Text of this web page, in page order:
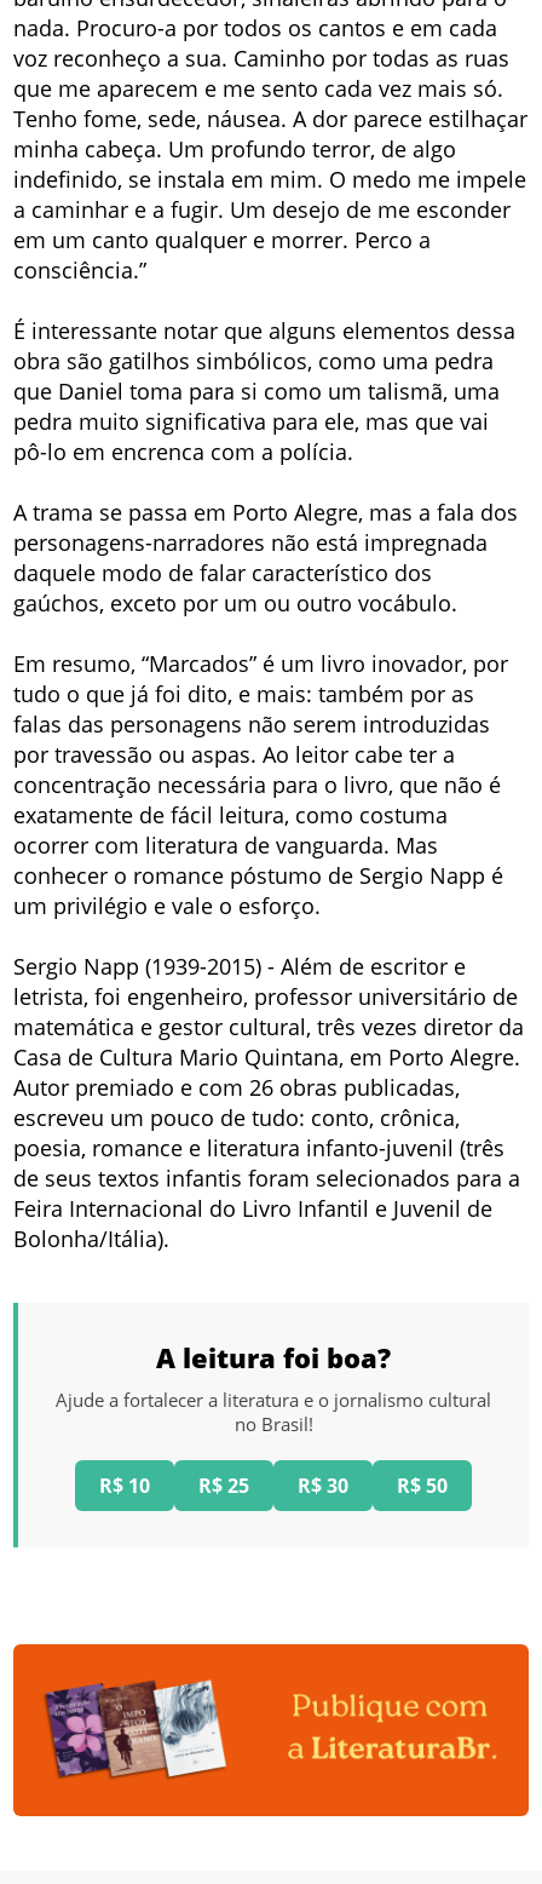
nada. Procuro-a por todos os cantos e em cada
voz reconheço a sua. Caminho por todas as ruas
que me aparecem e me sento cada vez mais só.
Tenho fome, sede, náusea. A dor parece estilhaçar
minha cabeça. Um profundo terror, de algo
indefinido, se instala em mim. O medo me impele
a caminhar e a fugir. Um desejo de me esconder
em um canto qualquer e morrer. Perco a
consciência.”
É interessante notar que alguns elementos dessa
obra são gatilhos simbólicos, como uma pedra
que Daniel toma para si como um talismã, uma
pedra muito significativa para ele, mas que vai
pô-lo em encrenca com a polícia.
A trama se passa em Porto Alegre, mas a fala dos
personagens-narradores não está impregnada
daquele modo de falar característico dos
gaúchos, exceto por um ou outro vocábulo.
Em resumo, “Marcados” é um livro inovador, por
tudo o que já foi dito, e mais: também por as
falas das personagens não serem introduzidas
por travessão ou aspas. Ao leitor cabe ter a
concentração necessária para o livro, que não é
exatamente de fácil leitura, como costuma
ocorrer com literatura de vanguarda. Mas
conhecer o romance póstumo de Sergio Napp é
um privilégio e vale o esforço.
Sergio Napp (1939-2015) - Além de escritor e
letrista, foi engenheiro, professor universitário de
matemática e gestor cultural, três vezes diretor da
Casa de Cultura Mario Quintana, em Porto Alegre.
Autor premiado e com 26 obras publicadas,
escreveu um pouco de tudo: conto, crônica,
poesia, romance e literatura infanto-juvenil (três
de seus textos infantis foram selecionados para a
Feira Internacional do Livro Infantil e Juvenil de
Bolonha/Itália).
A leitura foi boa?
Ajude a fortalecer a literatura e o jornalismo cultural
no Brasil!
R$ 10 R$ 25 R$ 30 R$ 50